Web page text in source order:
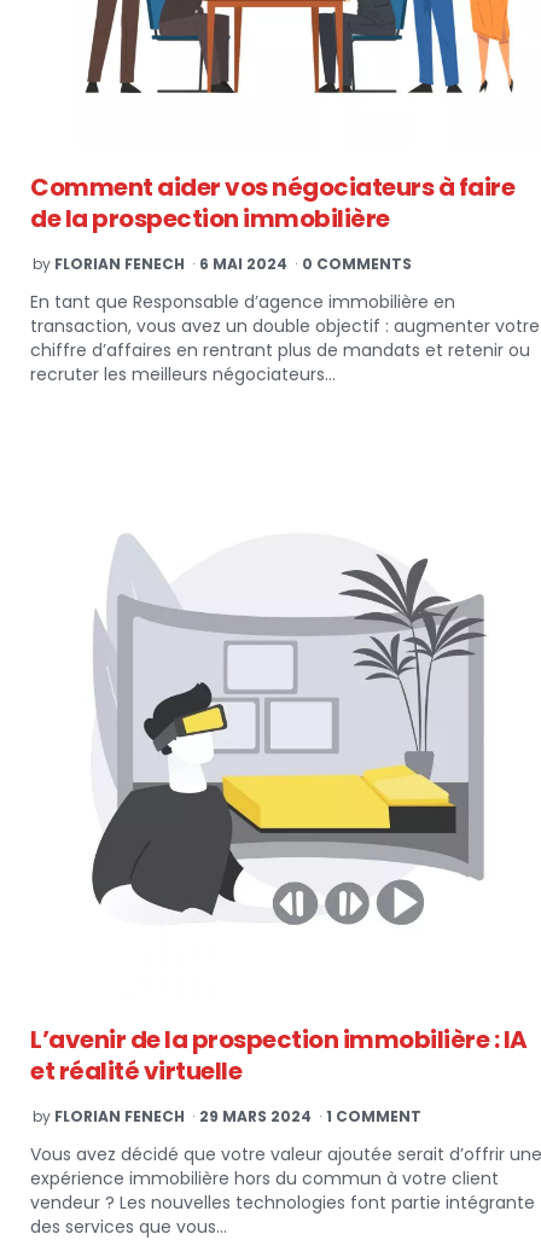
Comment aider vos négociateurs à faire
de la prospection immobilière
POSTED
BY
by FLORIAN FENECH 6 MAI 2024 0 COMMENTS
En tant que Responsable d’agence immobilière en
transaction, vous avez un double objectif : augmenter votre
chiffre d’affaires en rentrant plus de mandats et retenir ou
recruter les meilleurs négociateurs…
L’avenir de la prospection immobilière : IA
et réalité virtuelle
POSTED
BY
by FLORIAN FENECH 29 MARS 2024 1 COMMENT
Vous avez décidé que votre valeur ajoutée serait d’offrir une
expérience immobilière hors du commun à votre client
vendeur ? Les nouvelles technologies font partie intégrante
des services que vous…